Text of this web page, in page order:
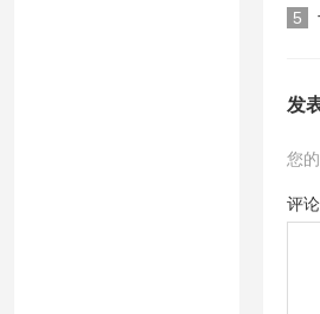
5
发
您
评论